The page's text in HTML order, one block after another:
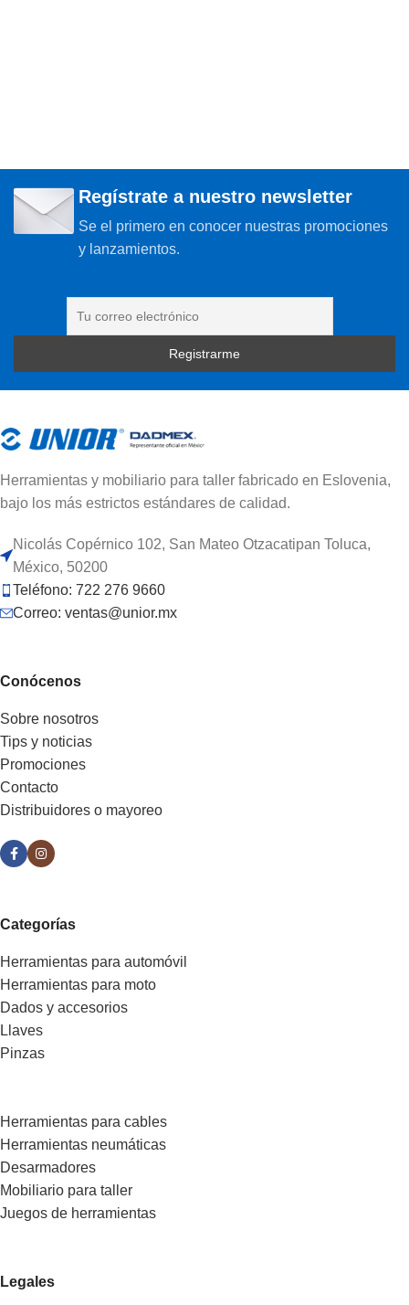
Regístrate a nuestro newsletter
Se el primero en conocer nuestras promociones
y lanzamientos.
Herramientas y mobiliario para taller fabricado en Eslovenia,
bajo los más estrictos estándares de calidad.
Nicolás Copérnico 102, San Mateo Otzacatipan Toluca,
México, 50200
Teléfono: 722 276 9660
Correo: ventas@unior.mx
Conócenos
Sobre nosotros
Tips y noticias
Promociones
Contacto
Distribuidores o mayoreo
Categorías
Herramientas para automóvil
Herramientas para moto
Dados y accesorios
Llaves
Pinzas
Herramientas para cables
Herramientas neumáticas
Desarmadores
Mobiliario para taller
Juegos de herramientas
Legales